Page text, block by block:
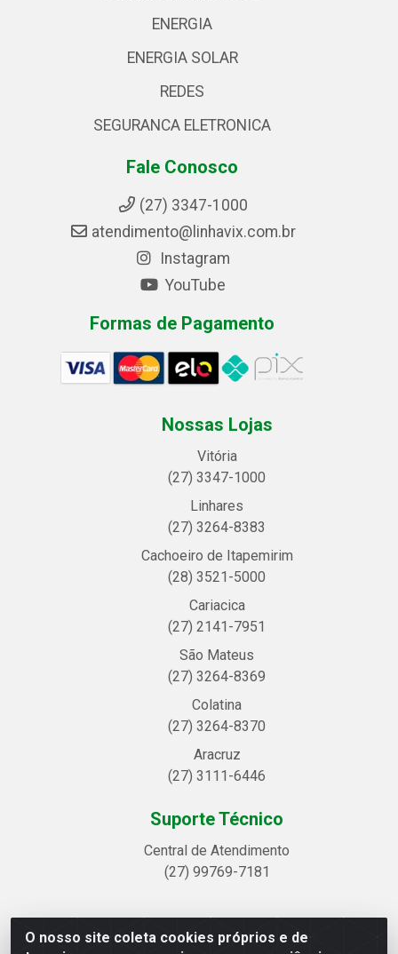
O nosso site coleta cookies próprios e de
ENERGIA
ENERGIA SOLAR
REDES
SEGURANCA ELETRONICA
Fale Conosco
(27) 3347-1000
atendimento@linhavix.com.br
Instagram
YouTube
Formas de Pagamento
Nossas Lojas
Vitória
(27) 3347-1000
Linhares
(27) 3264-8383
Cachoeiro de Itapemirim
(28) 3521-5000
Cariacica
(27) 2141-7951
São Mateus
(27) 3264-8369
Colatina
(27) 3264-8370
Aracruz
(27) 3111-6446
Suporte Técnico
Central de Atendimento
(27) 99769-7181
Linhavix Distribuidora LTDA - Avenida Alegre, 2521 -